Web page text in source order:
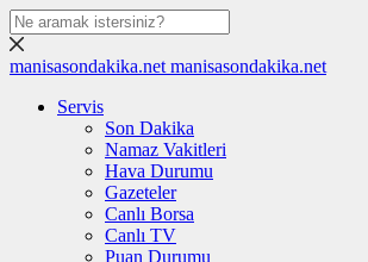
manisasondakika.net manisasondakika.net
Servis
Son Dakika
Namaz Vakitleri
Hava Durumu
Gazeteler
Canlı Borsa
Canlı TV
Puan Durumu